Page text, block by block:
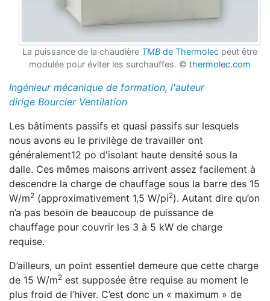
La puissance de la chaudière TMB de Thermolec peut être
modulée pour éviter les surchauffes. © thermolec.com
Ingénieur mécanique de formation, l'auteur
dirige Bourcier Ventilation
Les bâtiments passifs et quasi passifs sur lesquels
nous avons eu le privilège de travailler ont
généralement12 po d'isolant haute densité sous la
dalle. Ces mêmes maisons arrivent assez facilement à
descendre la charge de chauffage sous la barre des 15
W/m2 (approximativement 1,5 W/pi2). Autant dire qu’on
n’a pas besoin de beaucoup de puissance de
chauffage pour couvrir les 3 à 5 kW de charge
requise.
D’ailleurs, un point essentiel demeure que cette charge
de 15 W/m2 est supposée être requise au moment le
plus froid de l’hiver. C’est donc un « maximum » de